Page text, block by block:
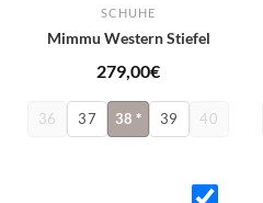
SCHUHE
Mimmu Western Stiefel
279,00€
36 37 38 * 39 40